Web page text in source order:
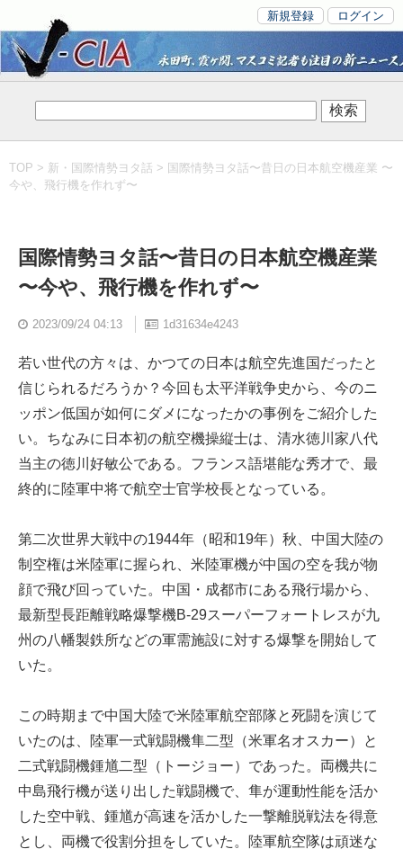
新規登録 ログイン
TOP > 新・国際情勢ヨタ話 > 国際情勢ヨタ話〜昔日の日本航空機産業 〜
今や、飛行機を作れず〜
国際情勢ヨタ話〜昔日の日本航空機産業
〜今や、飛行機を作れず〜
2023/09/24 04:13 1d31634e4243
若い世代の方々は、かつての日本は航空先進国だったと
信じられるだろうか？今回も太平洋戦争史から、今のニ
ッポン低国が如何にダメになったかの事例をご紹介した
い。ちなみに日本初の航空機操縦士は、清水徳川家八代
当主の徳川好敏公である。フランス語堪能な秀才で、最
終的に陸軍中将で航空士官学校長となっている。
第二次世界大戦中の1944年（昭和19年）秋、中国大陸の
制空権は米陸軍に握られ、米陸軍機が中国の空を我が物
顔で飛び回っていた。中国・成都市にある飛行場から、
最新型長距離戦略爆撃機B-29スーパーフォートレスが九
州の八幡製鉄所などの軍需施設に対する爆撃を開始して
いた。
この時期まで中国大陸で米陸軍航空部隊と死闘を演じて
いたのは、陸軍一式戦闘機隼二型（米軍名オスカー）と
二式戦闘機鍾馗二型（トージョー）であった。両機共に
中島飛行機が送り出した戦闘機で、隼が運動性能を活か
した空中戦、鍾馗が高速を活かした一撃離脱戦法を得意
とし、両機で役割分担をしていた。陸軍航空隊は頑迷な